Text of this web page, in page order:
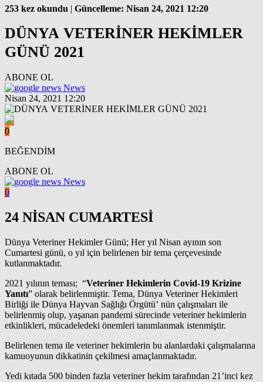
253 kez okundu | Güncelleme: Nisan 24, 2021 12:20
DÜNYA VETERİNER HEKİMLER
GÜNÜ 2021
ABONE OL
News
Nisan 24, 2021 12:20
0
BEĞENDİM
ABONE OL
News
0
24 NİSAN CUMARTESİ
Dünya Veteriner Hekimler Günü; Her yıl Nisan ayının son
Cumartesi günü, o yıl için belirlenen bir tema çerçevesinde
kutlanmaktadır.
2021 yılının teması; “Veteriner Hekimlerin Covid-19 Krizine
Yanıtı” olarak belirlenmiştir. Tema, Dünya Veteriner Hekimleri
Birliği ile Dünya Hayvan Sağlığı Örgütü’ nün çalışmaları ile
belirlenmiş olup, yaşanan pandemi sürecinde veteriner hekimlerin
etkinlikleri, mücadeledeki önemleri tanımlanmak istenmiştir.
Belirlenen tema ile veteriner hekimlerin bu alanlardaki çalışmalarına
kamuoyunun dikkatinin çekilmesi amaçlanmaktadır.
Yedi kıtada 500 binden fazla veteriner hekim tarafından 21’inci kez